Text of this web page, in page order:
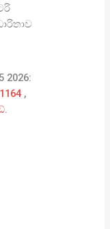
,
.